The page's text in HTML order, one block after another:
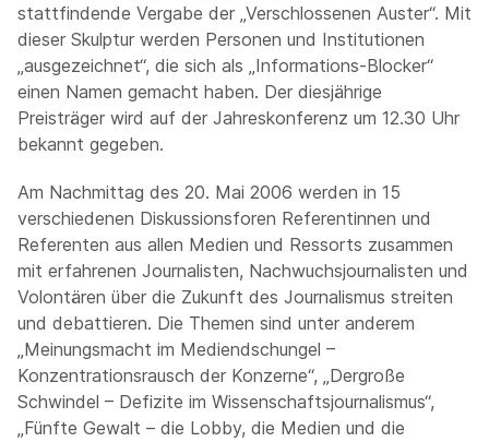
stattfindende Vergabe der „Verschlossenen Auster“. Mit
dieser Skulptur werden Personen und Institutionen
„ausgezeichnet“, die sich als „Informations-Blocker“
einen Namen gemacht haben. Der diesjährige
Preisträger wird auf der Jahreskonferenz um 12.30 Uhr
bekannt gegeben.
Am Nachmittag des 20. Mai 2006 werden in 15
verschiedenen Diskussionsforen Referentinnen und
Referenten aus allen Medien und Ressorts zusammen
mit erfahrenen Journalisten, Nachwuchsjournalisten und
Volontären über die Zukunft des Journalismus streiten
und debattieren. Die Themen sind unter anderem
„Meinungsmacht im Mediendschungel –
Konzentrationsrausch der Konzerne“, „Dergroße
Schwindel – Defizite im Wissenschaftsjournalismus“,
„Fünfte Gewalt – die Lobby, die Medien und die